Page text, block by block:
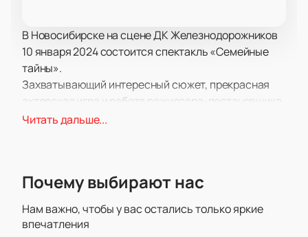
В Новосибирске на сцене ДК Железнодорожников
10 января 2024 состоится спектакль «Семейные
тайны».
Захватывающий интересный сюжет, прекрасная
актерская игра и работа режиссера-постановщика,
заслуживающие всяческих похвал, сделали этот
работников сцены, которые приложили немало
преувеличения можно было назвать образцом
высочайшего уровня художественного
Читать дальше...
Почему выбирают нас
Нам важно, чтобы у вас остались только яркие
впечатления